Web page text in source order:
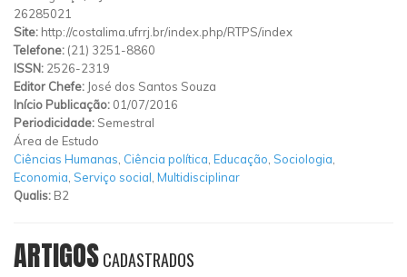
26285021
Site: http://costalima.ufrrj.br/index.php/RTPS/index
Telefone: (21) 3251-8860
ISSN: 2526-2319
Editor Chefe: José dos Santos Souza
Início Publicação: 01/07/2016
Periodicidade: Semestral
Área de Estudo
Ciências Humanas Ciência política Educação Sociologia
Economia Serviço social Multidisciplinar
Qualis: B2
ARTIGOSCADASTRADOS